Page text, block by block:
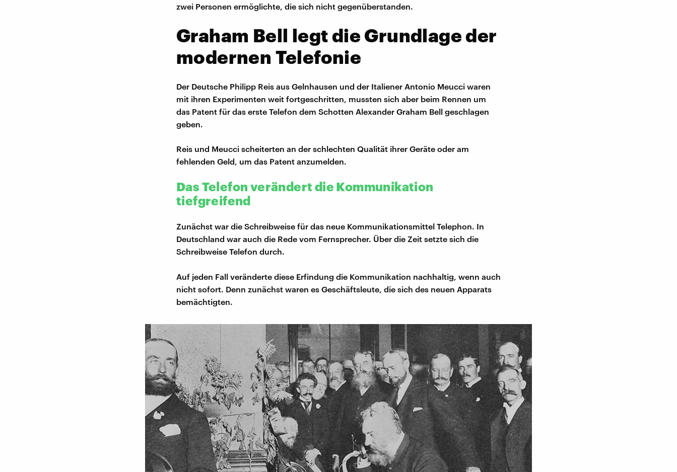
zwei Personen ermöglichte, die sich nicht gegenüberstanden.
Graham Bell legt die Grundlage der
modernen Telefonie
Der Deutsche Philipp Reis aus Gelnhausen und der Italiener Antonio Meucci waren
mit ihren Experimenten weit fortgeschritten, mussten sich aber beim Rennen um
das Patent für das erste Telefon dem Schotten Alexander Graham Bell geschlagen
geben.
Reis und Meucci scheiterten an der schlechten Qualität ihrer Geräte oder am
fehlenden Geld, um das Patent anzumelden.
Das Telefon verändert die Kommunikation
tiefgreifend
Zunächst war die Schreibweise für das neue Kommunikationsmittel Telephon. In
Deutschland war auch die Rede vom Fernsprecher. Über die Zeit setzte sich die
Schreibweise Telefon durch.
Auf jeden Fall veränderte diese Erfindung die Kommunikation nachhaltig, wenn auch
nicht sofort. Denn zunächst waren es Geschäftsleute, die sich des neuen Apparats
bemächtigten.